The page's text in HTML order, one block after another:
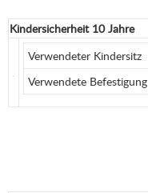
Kindersicherheit 10 Jahre
Verwendeter Kindersitz
Verwendete Befestigung